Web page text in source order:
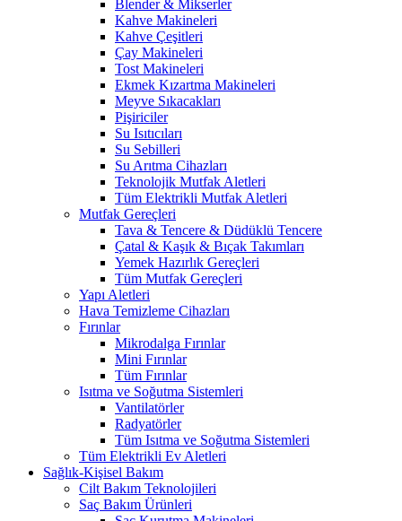
Blender & Mikserler
Kahve Makineleri
Kahve Çeşitleri
Çay Makineleri
Tost Makineleri
Ekmek Kızartma Makineleri
Meyve Sıkacakları
Pişiriciler
Su Isıtıcıları
Su Sebilleri
Su Arıtma Cihazları
Teknolojik Mutfak Aletleri
Tüm Elektrikli Mutfak Aletleri
Mutfak Gereçleri
Tava & Tencere & Düdüklü Tencere
Çatal & Kaşık & Bıçak Takımları
Yemek Hazırlık Gereçleri
Tüm Mutfak Gereçleri
Yapı Aletleri
Hava Temizleme Cihazları
Fırınlar
Mikrodalga Fırınlar
Mini Fırınlar
Tüm Fırınlar
Isıtma ve Soğutma Sistemleri
Vantilatörler
Radyatörler
Tüm Isıtma ve Soğutma Sistemleri
Tüm Elektrikli Ev Aletleri
Sağlık-Kişisel Bakım
Cilt Bakım Teknolojileri
Saç Bakım Ürünleri